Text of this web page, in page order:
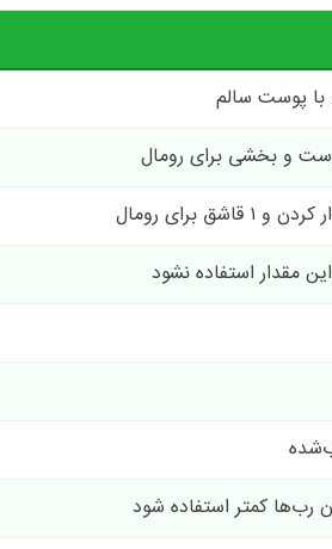
و بخشی برای رومال
مقدار استفاده نشود
رب‌ها کمتر استفاده شود